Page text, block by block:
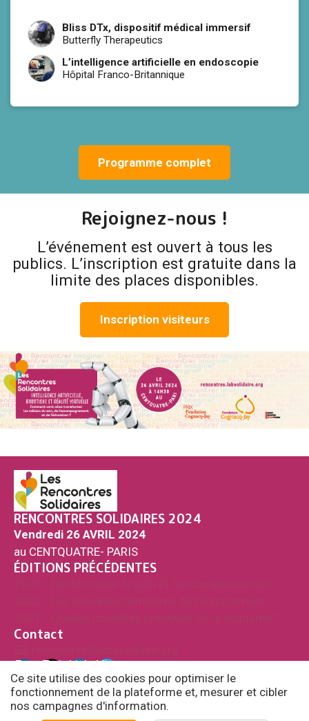
Bliss DTx, dispositif médical immersif
Butterfly Therapeutics
L’intelligence artificielle en endoscopie
Hôpital Franco-Britannique
Programme complet
Rejoignez-nous !
L’événement est ouvert à tous les
publics. L’inscription est gratuite dans la
limite des places disponibles.
Inscription visiteurs
RENCONTRES SOLIDAIRES 2024
Vendredi 26 AVRIL 2024
au CENTQUATRE- PARIS
ÉDITIONS PRÉCÉDENTES
Contact
Fac
ebo
ok
Twi
tter
Link
edi
n
Vim
eo
Ce site utilise des cookies pour optimiser le
fonctionnement de la plateforme et, mesurer et cibler
nos campagnes d'information.